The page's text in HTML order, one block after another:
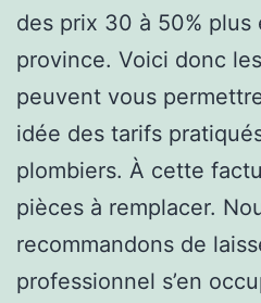
des prix 30 à 50% plus
province. Voici donc
peuvent vous
idée des tarifs
plombiers. À cette
pièces à remplacer.
recommandons de
professionnel s’en